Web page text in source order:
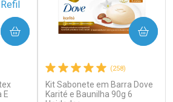
Ativar Desconto
E
(258)
Kit Sabonete em Barra Dove
Karité e Baunilha 90g 6
COMPRAR